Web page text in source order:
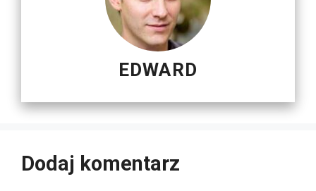
EDWARD
Dodaj komentarz